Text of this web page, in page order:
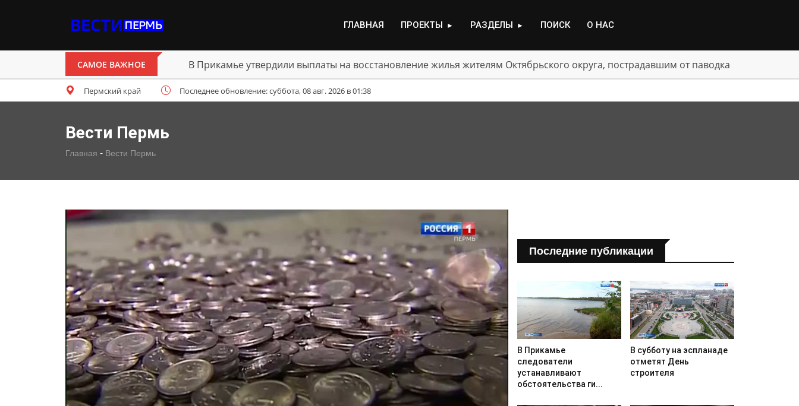
ГЛАВНАЯ ПРОЕКТЫ ► РАЗДЕЛЫ ► ПОИСК О НАС
САМОЕ ВАЖНОЕ В Прикамье утвердили выплаты на восстановление жилья жителям Октябрьского округа, пострадавшим от паводка
Пермский край Последнее обновление: суббота, 08 авг. 2026 в 01:38
Вести Пермь
Главная - Вести Пермь
Последние публикации
В Прикамье
следователи
устанавливают
обстоятельства ги...
В субботу на эспланаде
отметят День
строителя